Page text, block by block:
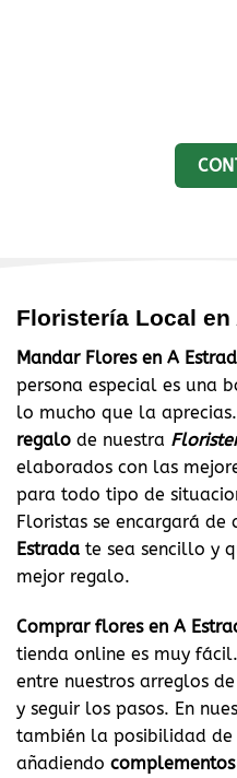
Floristería Local en
Mandar Flores en A
persona especial es una
lo mucho que la
regalo de nuestra
elaborados con las
para todo tipo de
Floristas se encargará de
Estrada te sea sencillo y
mejor regalo.
Comprar flores en A
tienda online es muy
entre nuestros arreglos
y seguir los pasos. En
también la posibilidad
añadiendo complementos